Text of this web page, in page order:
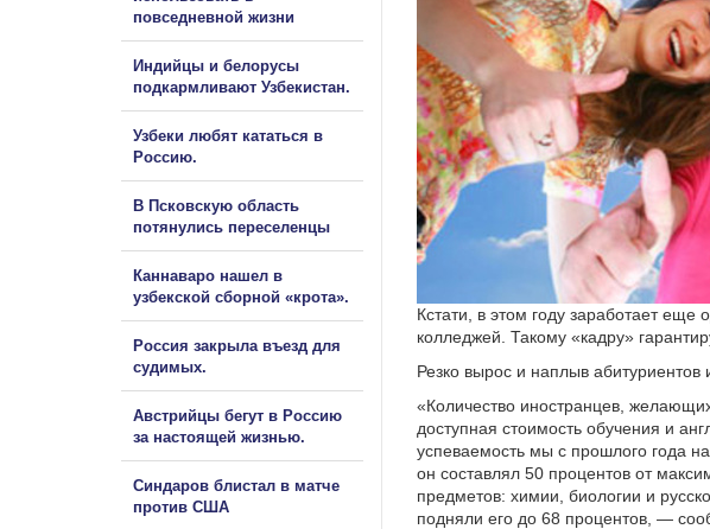
Кстати, в этом году заработает еще
колледжей. Такому «кадру»
Резко вырос и наплыв абитуриентов
«Количество иностранцев,
доступная стоимость обучения и
успеваемость мы с прошлого года
он составлял 50 процентов от
предметов: химии, биологии и
подняли его до 68 процентов, —
повседневной жизни
Индийцы и белорусы
подкармливают Узбекистан.
Узбеки любят кататься в
Россию.
В Псковскую область
потянулись переселенцы
Каннаваро нашел в
узбекской сборной «крота».
Россия закрыла въезд для
судимых.
Австрийцы бегут в Россию
за настоящей жизнью.
Синдаров блистал в матче
против США